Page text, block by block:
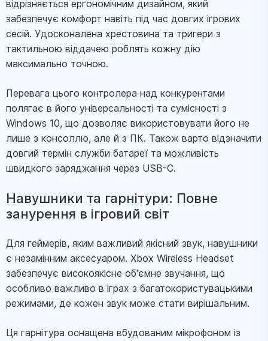
відрізняється ергономічним дизайном, який
забезпечує комфорт навіть під час довгих ігрових
сесій. Удосконалена хрестовина та тригери з
тактильною віддачею роблять кожну дію
максимально точною.
Перевага цього контролера над конкурентами
полягає в його універсальності та сумісності з
Windows 10, що дозволяє використовувати його не
лише з консоллю, але й з ПК. Також варто відзначити
довгий термін служби батареї та можливість
швидкого заряджання через USB-C.
Навушники та гарнітури: Повне
занурення в ігровий світ
Для геймерів, яким важливий якісний звук, навушники
є незамінним аксесуаром. Xbox Wireless Headset
забезпечує високоякісне об'ємне звучання, що
особливо важливо в іграх з багатокористувацькими
режимами, де кожен звук може стати вирішальним.
Ця гарнітура оснащена вбудованим мікрофоном із